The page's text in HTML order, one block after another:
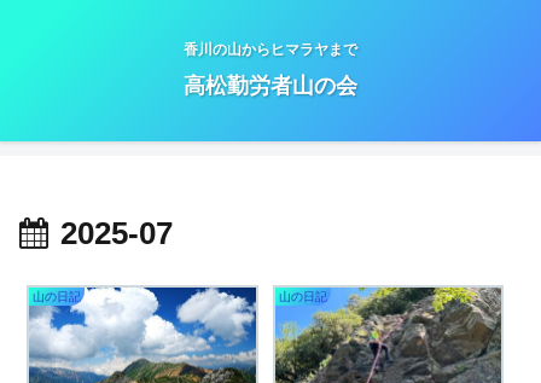
香川の山からヒマラヤまで
高松勤労者山の会
2025-07
山の日記 山の日記